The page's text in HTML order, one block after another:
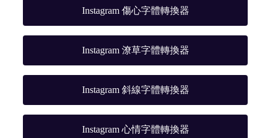
Instagram 傷心字體轉換器
Instagram 潦草字體轉換器
Instagram 斜線字體轉換器
Instagram 心情字體轉換器